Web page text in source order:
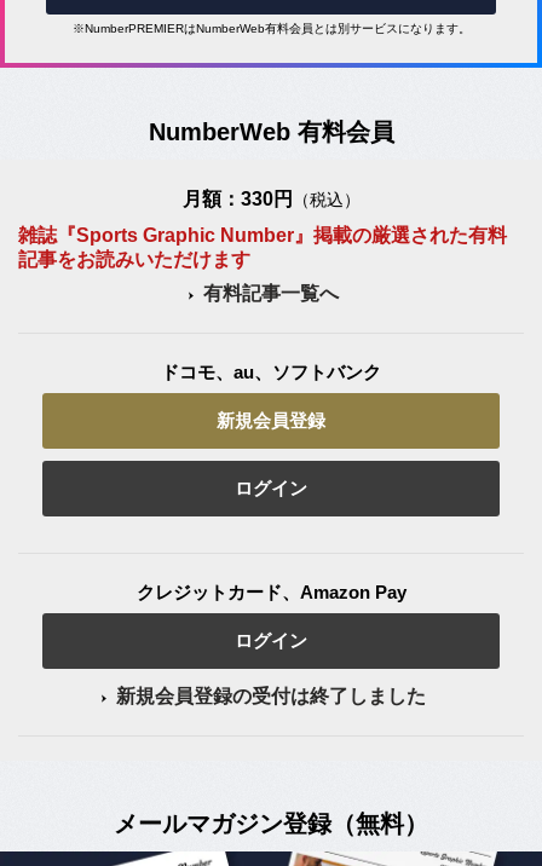
※NumberPREMIERはNumberWeb有料会員とは別サービスになります。
NumberWeb 有料会員
月額：330円 （税込）
雑誌『Sports Graphic Number』掲載の厳選された有料
記事をお読みいただけます
有料記事一覧へ
ドコモ、au、ソフトバンク
新規会員登録
ログイン
クレジットカード、Amazon Pay
ログイン
新規会員登録の受付は終了しました
メールマガジン登録（無料）